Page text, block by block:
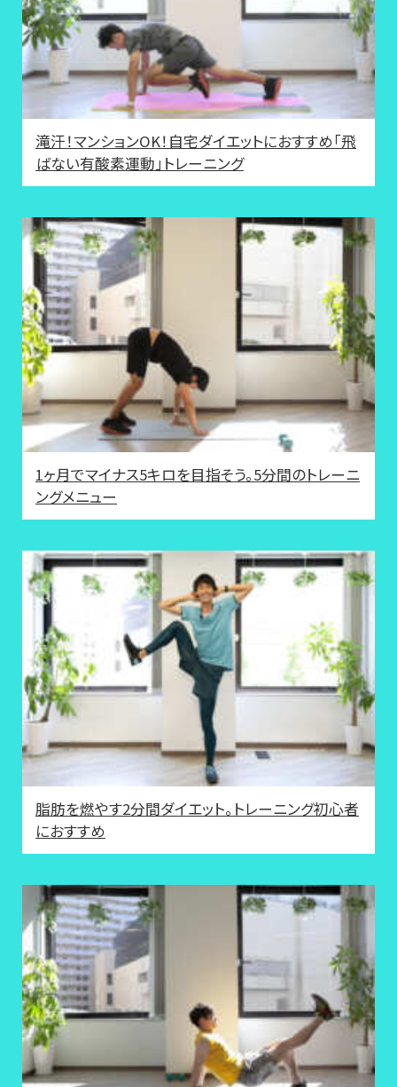
滝汗！マンションOK！自宅ダイエットにおすすめ「飛
ばない有酸素運動」トレーニング
1ヶ月でマイナス5キロを目指そう。5分間のトレーニ
ングメニュー
脂肪を燃やす2分間ダイエット。トレーニング初心者
におすすめ